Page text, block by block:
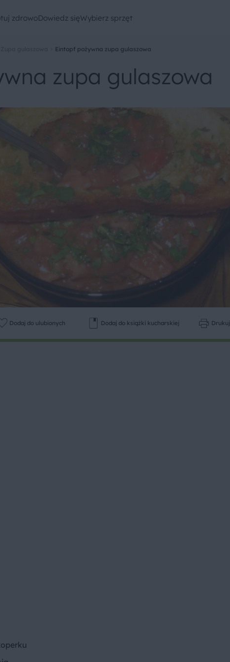
zdrowoDowiedz sięWybierz sprzęt
Eintopf pożywna zupa gulaszowa
zupa gulaszowa
Dodaj do ulubionych Dodaj do książki kucharskiej Drukuj